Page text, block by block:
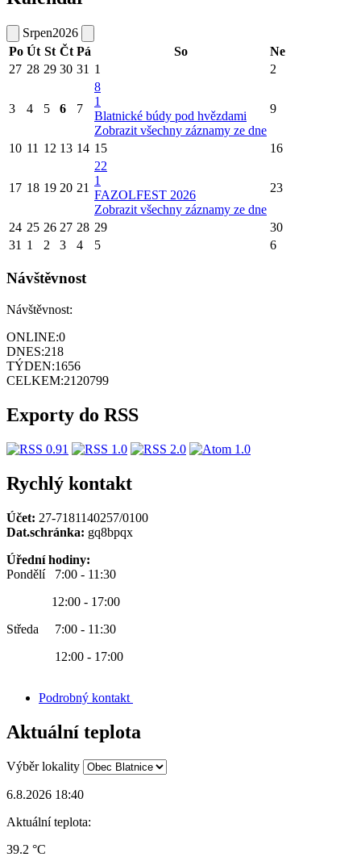
Srpen2026
Po Út St Čt Pá So
Ne
27 28 29 30 31 1 2
3 4 5 6 7
8
1
Blatnické búdy pod hvězdami
Zobrazit všechny záznamy ze dne
9
10 11 12 13 14 15 16
17 18 19 20 21
22
1
FAZOLFEST 2026
Zobrazit všechny záznamy ze dne
23
24 25 26 27 28 29
30
31 1 2 3 4 5 6
Návštěvnost
Návštěvnost:
ONLINE:0
DNES:218
TÝDEN:1656
CELKEM:2120799
Exporty do RSS
Rychlý kontakt
Účet: 27-7181140257/0100
Dat.schránka: gq8bpqx
Úřední hodiny:
Pondělí 7:00 - 11:30
12:00 - 17:00
Středa 7:00 - 11:30
12:00 - 17:00
Podrobný kontakt
Aktuální teplota
Výběr lokality
6.8.2026 18:40
Aktuální teplota:
39.2 °C